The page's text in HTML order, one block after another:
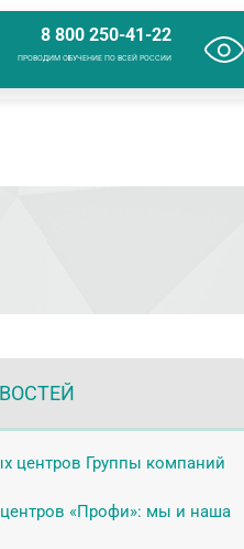
организации Контакты
8 800 250-41-22
ПРОВОДИМ ОБУЧЕНИЕ ПО ВСЕЙ РОССИИ
центров Группы компаний
центров «Профи»: мы и наша